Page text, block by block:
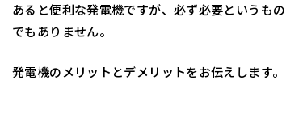
あると便利な発電機ですが、必ず必要というもの
でもありません。
発電機のメリットとデメリットをお伝えします。